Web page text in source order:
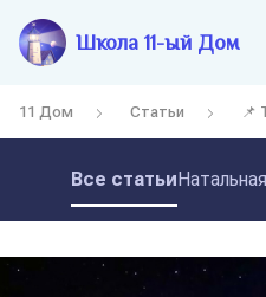
Школа 11-ый Дом
11 Дом Статьи 📌
Все статьи